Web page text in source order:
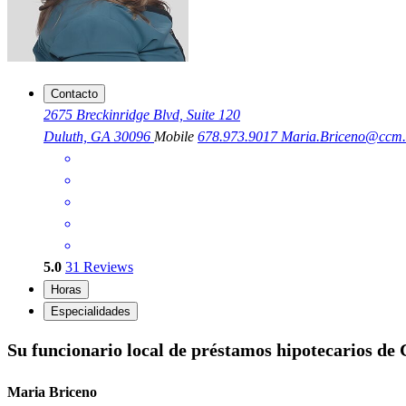
Contacto
2675 Breckinridge Blvd, Suite 120
Duluth, GA 30096 Mobile 678.973.9017
5.0 31 Reviews
Horas
Especialidades
Su funcionario local de préstamos hipotecarios de
Maria Briceno